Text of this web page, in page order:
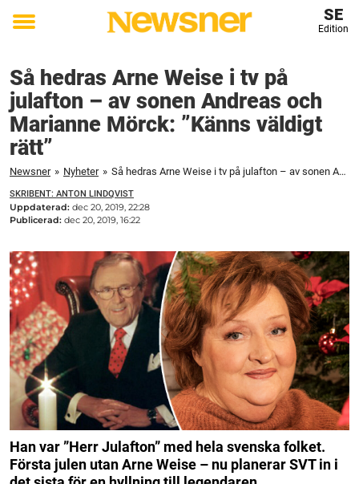
Toggle
SE
Edition
Så hedras Arne Weise i tv på
julafton – av sonen Andreas och
Marianne Mörck: ”Känns väldigt
rätt”
Newsner » Nyheter » Så hedras Arne Weise i tv på julafton – av sonen Andreas och Marianne Mörck: ”Känns väldigt rätt”
SKRIBENT: ANTON LINDQVIST
Uppdaterad: dec 20, 2019, 22:28
Publicerad: dec 20, 2019, 16:22
Han var ”Herr Julafton” med hela svenska folket.
Första julen utan Arne Weise – nu planerar SVT in i